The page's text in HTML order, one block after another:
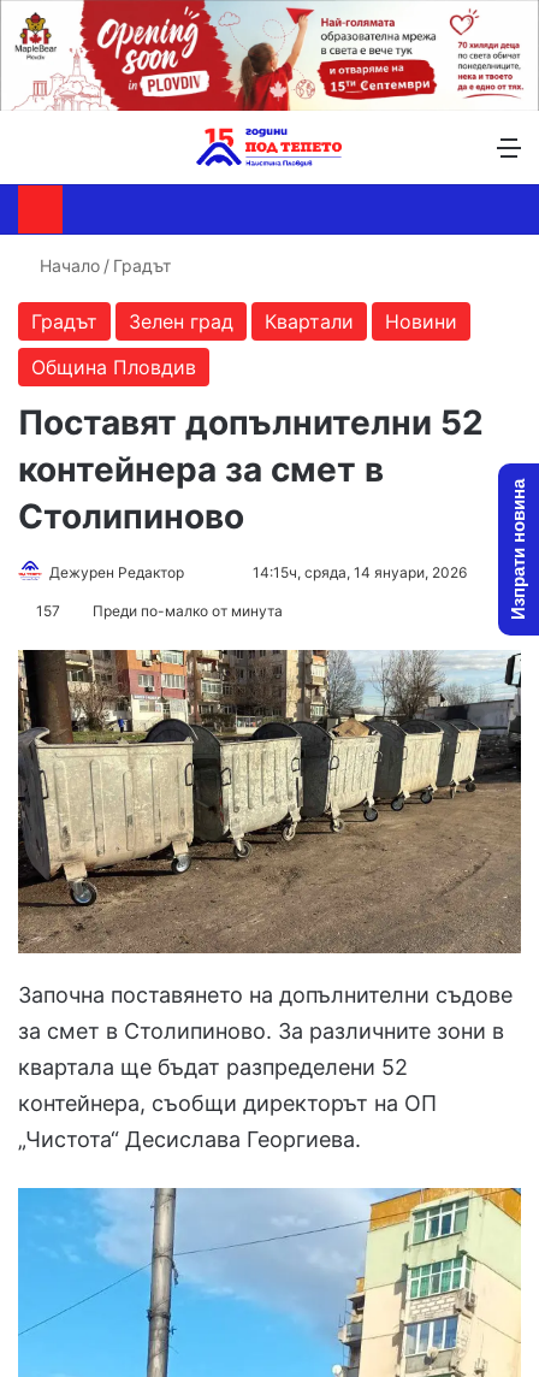
Начало / Градът
Градът Зелен град Квартали
Новини
Община Пловдив
Поставят допълнителни 52
контейнера за смет в
Столипиново
Дежурен Редактор
Send14:15ч, сряда, 14 януари, 2026
157 Преди по-малко от минута
Започна поставянето на допълнителни съдове
за смет в Столипиново. За различните зони в
квартала ще бъдат разпределени 52
контейнера, съобщи директорът на ОП
„Чистота“ Десислава Георгиева.
Изпрати новина